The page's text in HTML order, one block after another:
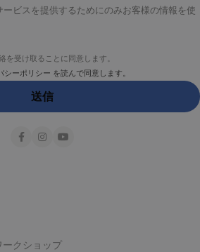
ビスを提供するためにのみお客様の情報を使
受け取ることに同意します。
ーポリシー を読んで同意します。
クショップ